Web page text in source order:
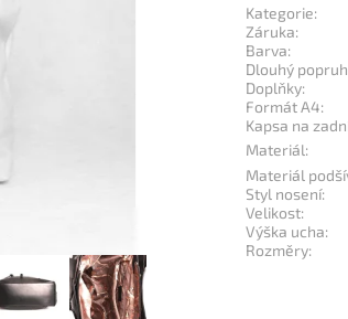
Kategorie:
Záruka:
Barva:
Dlouhý
Doplňky:
Formát A4:
Kapsa na
Materiál:
Materiál
Styl nosení:
Velikost:
Výška ucha:
Rozměry: